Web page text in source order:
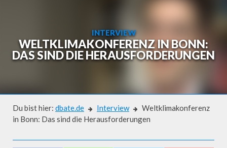
INTERVIEW
WELTKLIMAKONFERENZ IN BONN:
DAS SIND DIE HERAUSFORDERUNGEN
Du bist hier: dbate.de Interview
Weltklimakonferenz
in Bonn: Das sind die Herausforderungen